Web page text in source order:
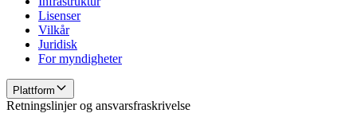
Lisenser
Vilkår
Juridisk
For myndigheter
Plattform
Retningslinjer og ansvarsfraskrivelse